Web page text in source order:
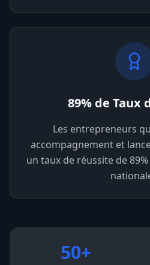
89% de Taux
Les entrepreneurs
accompagnement et
un taux de réussite de
50+